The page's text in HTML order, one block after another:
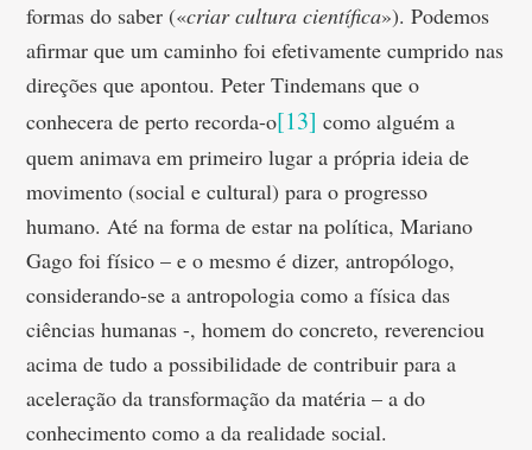
formas do saber («criar cultura científica»). Podemos
afirmar que um caminho foi efetivamente cumprido nas
direções que apontou. Peter Tindemans que o
conhecera de perto recorda-o[13] como alguém a
quem animava em primeiro lugar a própria ideia de
movimento (social e cultural) para o progresso
humano. Até na forma de estar na política, Mariano
Gago foi físico – e o mesmo é dizer, antropólogo,
considerando-se a antropologia como a física das
ciências humanas -, homem do concreto, reverenciou
acima de tudo a possibilidade de contribuir para a
aceleração da transformação da matéria – a do
conhecimento como a da realidade social.